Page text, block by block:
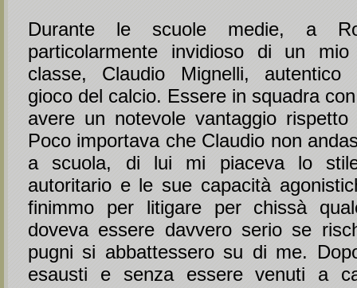
Durante le scuole medie, a
particolarmente invidioso di un
classe, Claudio Mignelli, autentico
gioco del calcio. Essere in squadra
avere un notevole vantaggio rispetto
Poco importava che Claudio non
a scuola, di lui mi piaceva lo
autoritario e le sue capacità
finimmo per litigare per chissà
doveva essere davvero serio se
pugni si abbattessero su di me.
esausti e senza essere venuti a